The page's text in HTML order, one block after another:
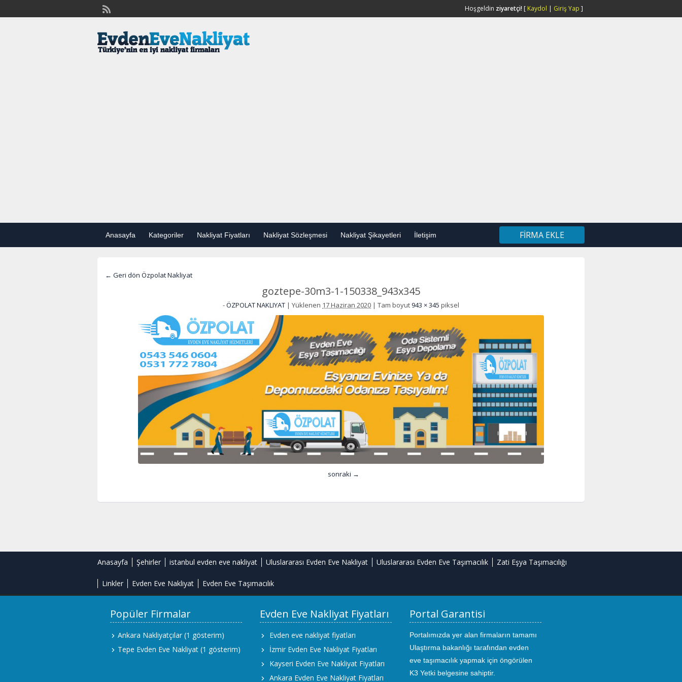
Hoşgeldin ziyaretçi! [ Kaydol | Giriş Yap ]
Anasayfa Kategoriler Nakliyat Fiyatları Nakliyat Sözleşmesi Nakliyat Şikayetleri İletişim FIRMA EKLE
← Geri dön Özpolat Nakliyat
goztepe-30m3-1-150338_943x345
-ÖZPOLAT NAKLIYAT | Yüklenen 17 Haziran 2020 | Tam boyut943 × 345 piksel
sonraki →
Anasayfa Şehirler istanbul evden eve nakliyat Uluslararası Evden Eve Nakliyat Uluslararası Evden Eve Taşımacılık Zati Eşya Taşımacılığı
Linkler Evden Eve Nakliyat Evden Eve Taşımacılık
Popüler Firmalar
Ankara Nakliyatçılar (1 gösterim)
Tepe Evden Eve Nakliyat (1 gösterim)
Evden Eve Nakliyat Fiyatları
Evden eve nakliyat fiyatları
İzmir Evden Eve Nakliyat Fiyatları
Kayseri Evden Eve Nakliyat Fiyatları
Ankara Evden Eve Nakliyat Fiyatları
Portal Garantisi
Portalımızda yer alan firmaların tamamı
Ulaştırma bakanlığı tarafından evden
eve taşımacılık yapmak için öngörülen
K3 Yetki belgesine sahiptir.